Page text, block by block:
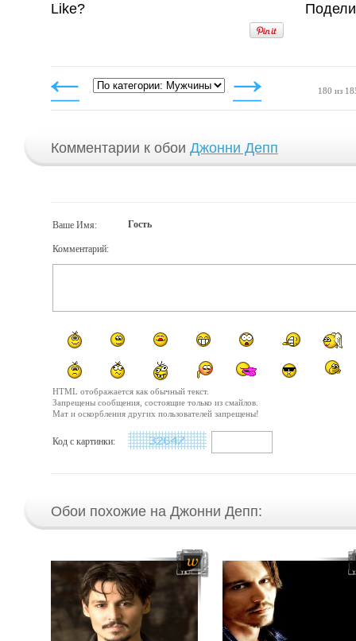
1280x1024
1600x1280
4:3
1600x1200
Like?
180 из
Комментарии к обои Джонни Депп
Ваше Имя: Гость
Комментарий:
HTML отображается как обычный текст.
Запрещены сообщения, состоящие только из смайлов.
Мат и оскорбления других пользователей запрещены!
Код с картинки:
Обои похожие на Джонни Депп: